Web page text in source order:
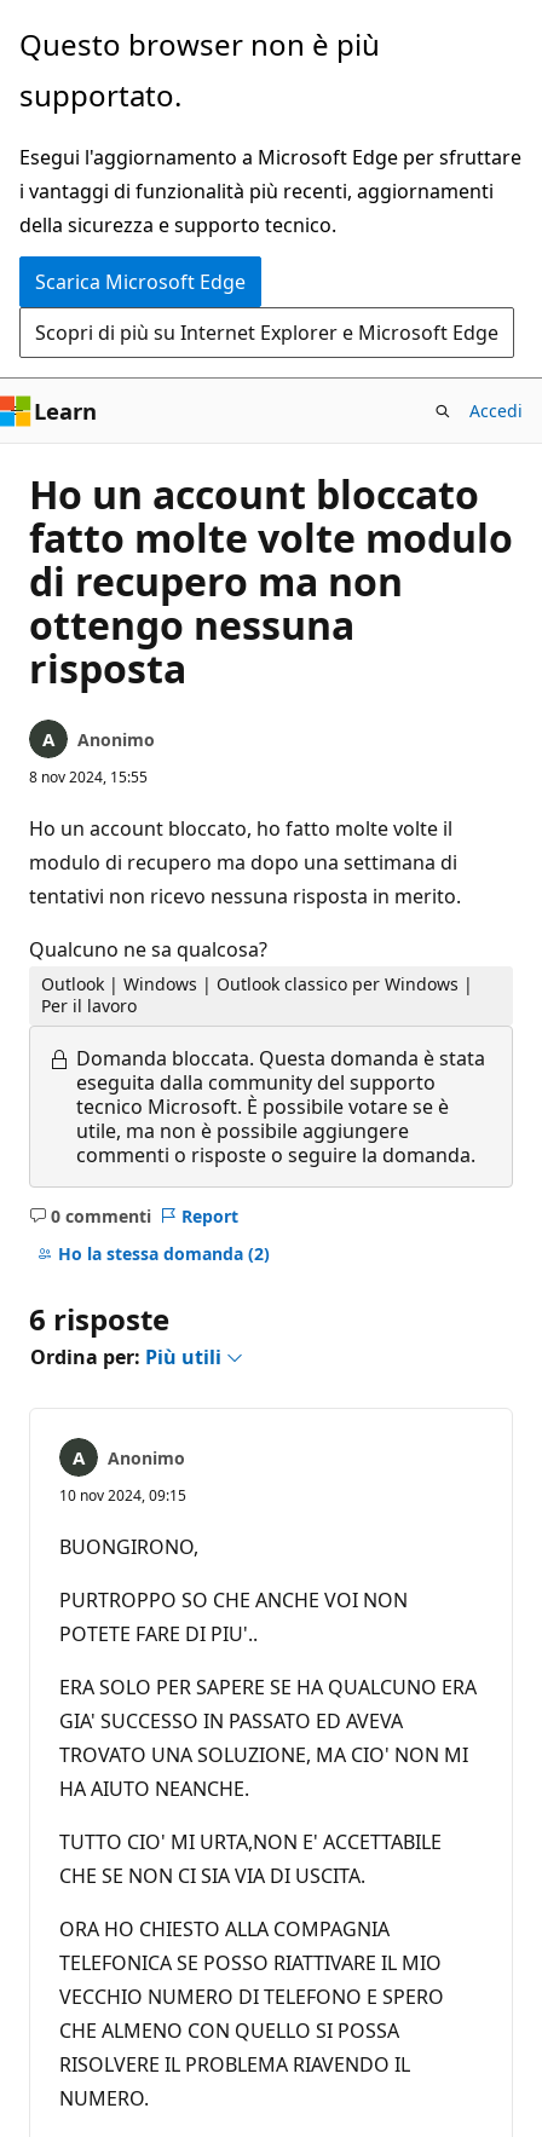
Ignora
passa
contenuto
principale
Questo browser non è più
supportato.
Esegui l'aggiornamento a Microsoft Edge per sfruttare
i vantaggi di funzionalità più recenti, aggiornamenti
della sicurezza e supporto tecnico.
Scarica Microsoft Edge
Scopri di più su Internet Explorer e Microsoft Edge
Learn Accedi
Ho un account bloccato
fatto molte volte modulo
di recupero ma non
ottengo nessuna
risposta
Anonimo
8 nov 2024, 15:55
Ho un account bloccato, ho fatto molte volte il
modulo di recupero ma dopo una settimana di
tentativi non ricevo nessuna risposta in merito.
Qualcuno ne sa qualcosa?
Outlook | Windows | Outlook classico per Windows |
Per il lavoro
Domanda bloccata. Questa domanda è stata
eseguita dalla community del supporto
tecnico Microsoft. È possibile votare se è
utile, ma non è possibile aggiungere
commenti o risposte o seguire la domanda.
0 commenti
Nessun
commento
Report
Ho la stessa domanda (2)
6 risposte
Ordina per: Più utili
Anonimo
10 nov 2024, 09:15
BUONGIRONO,
PURTROPPO SO CHE ANCHE VOI NON
POTETE FARE DI PIU'..
ERA SOLO PER SAPERE SE HA QUALCUNO ERA
GIA' SUCCESSO IN PASSATO ED AVEVA
TROVATO UNA SOLUZIONE, MA CIO' NON MI
HA AIUTO NEANCHE.
TUTTO CIO' MI URTA,NON E' ACCETTABILE
CHE SE NON CI SIA VIA DI USCITA.
ORA HO CHIESTO ALLA COMPAGNIA
TELEFONICA SE POSSO RIATTIVARE IL MIO
VECCHIO NUMERO DI TELEFONO E SPERO
CHE ALMENO CON QUELLO SI POSSA
RISOLVERE IL PROBLEMA RIAVENDO IL
NUMERO.